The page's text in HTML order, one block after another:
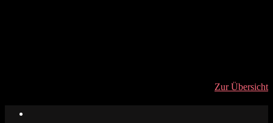
Zur Übersicht